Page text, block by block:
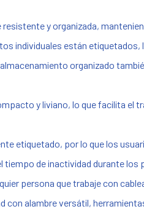
y organizada,
individuales están etiquetados,
organizado
y liviano, lo que facilita el
etiquetado, por lo que los
tiempo de inactividad durante los
persona que trabaje con
con alambre versátil,